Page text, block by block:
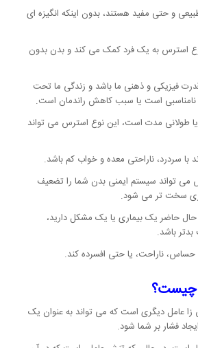
و حتی مفید هستند، بدون اینکه انگیزه ای
استرس به یک فرد کمک می کند و بدن بدون
فیزیکی و ذهنی ما باشد و زندگی ما تحت
نامناسبی است یا سبب کاهش راندمان است.
طولانی مدت است، این نوع استرس می تواند
با سردرد، ناراحتی معده و خواب کم باشد.
تواند سیستم ایمنی بدن شما را تضعیف
سخت تر می شود.
حال حاضر یک بیماری یا یک مشکل دارید،
باشد.
ناراحت، یا حتی افسرده کند.
چیست؟
عامل دیگری است که می تواند به عنوان یک
فشار بر شما شود.